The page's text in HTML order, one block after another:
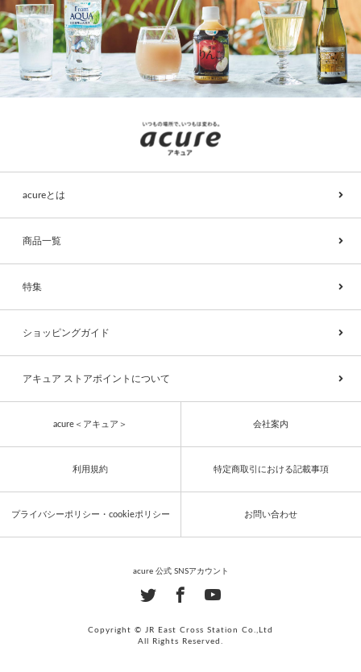
acureとは
商品一覧
特集
ショッピングガイド
アキュア ストアポイントについて
acure＜アキュア＞ 会社案内
利用規約 特定商取引における記載事項
プライバシーポリシー・cookieポリシー お問い合わせ
acure 公式 SNSアカウント
Copyright © JR East Cross Station Co.,Ltd
All Rights Reserved.